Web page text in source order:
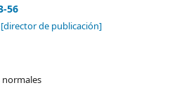
56
de publicación]
normales